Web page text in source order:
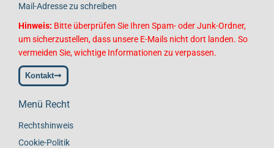
Mail-Adresse zu schreiben
Hinweis: Bitte überprüfen Sie Ihren Spam- oder Junk-Ordner,
um sicherzustellen, dass unsere E-Mails nicht dort landen. So
vermeiden Sie, wichtige Informationen zu verpassen.
Kontakt
Menü Recht
Rechtshinweis
Cookie-Politik